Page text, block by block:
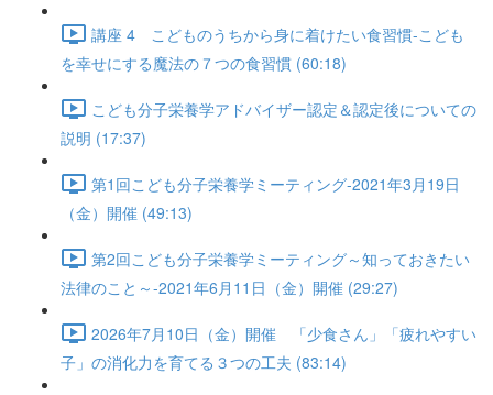
講座 4 こどものうちから身に着けたい食習慣-こども
を幸せにする魔法の７つの食習慣 (60:18)
こども分子栄養学アドバイザー認定＆認定後についての
説明 (17:37)
第1回こども分子栄養学ミーティング-2021年3月19日
（金）開催 (49:13)
第2回こども分子栄養学ミーティング～知っておきたい
法律のこと～-2021年6月11日（金）開催 (29:27)
2026年7月10日（金）開催 「少食さん」「疲れやすい
子」の消化力を育てる３つの工夫 (83:14)